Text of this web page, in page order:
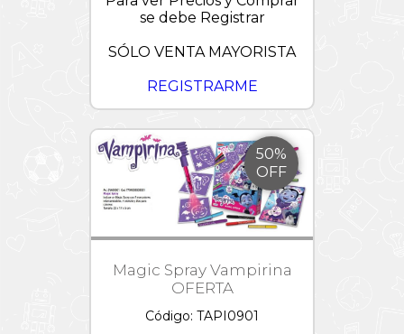
se debe Registrar
SÓLO VENTA MAYORISTA
REGISTRARME
50%
OFF
Magic Spray Vampirina
OFERTA
Código: TAPI0901